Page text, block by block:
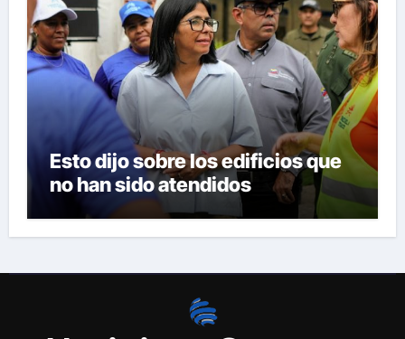
Esto dijo sobre los edificios que
no han sido atendidos